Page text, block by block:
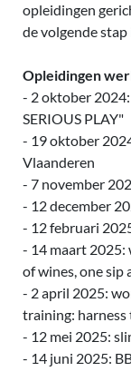
opleidingen
de volgende
Opleidingen
- 2 oktober
SERIOUS PLAY"
- 19 oktober
Vlaanderen
- 7 november
- 12 december
- 12 februari
- 14 maart 2025:
of wines, one sip
- 2 april 2025:
training:
- 12 mei 2025:
- 14 juni 2025: